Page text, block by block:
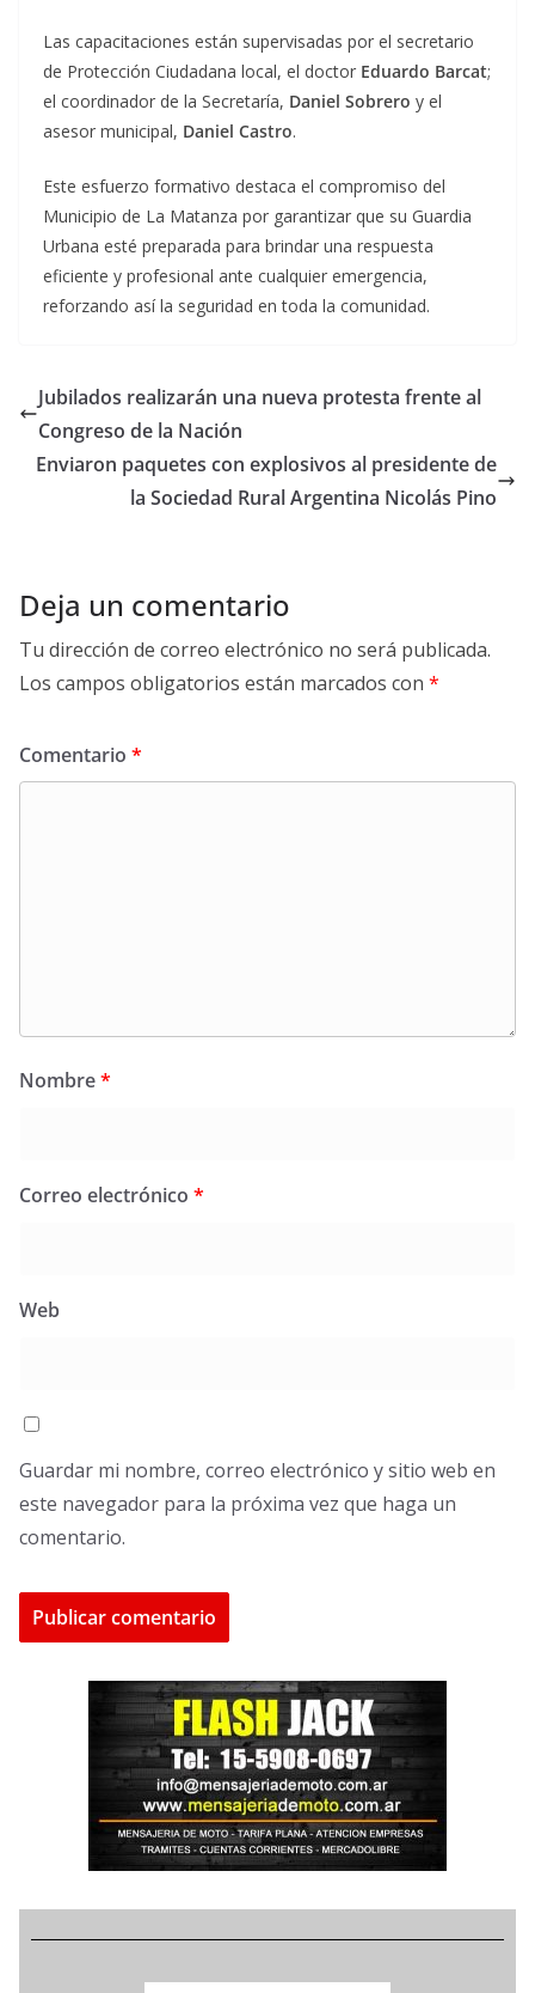
Las capacitaciones están supervisadas por el secretario
de Protección Ciudadana local, el doctor Eduardo Barcat;
el coordinador de la Secretaría, Daniel Sobrero y el
asesor municipal, Daniel Castro.
Este esfuerzo formativo destaca el compromiso del
Municipio de La Matanza por garantizar que su Guardia
Urbana esté preparada para brindar una respuesta
eficiente y profesional ante cualquier emergencia,
reforzando así la seguridad en toda la comunidad.
Jubilados realizarán una nueva protesta frente al
Congreso de la Nación
Enviaron paquetes con explosivos al presidente de
la Sociedad Rural Argentina Nicolás Pino
Deja un comentario
Tu dirección de correo electrónico no será publicada.
Los campos obligatorios están marcados con *
Comentario *
Nombre*
Correo electrónico *
Web
Guardar mi nombre, correo electrónico y sitio web en
este navegador para la próxima vez que haga un
comentario.